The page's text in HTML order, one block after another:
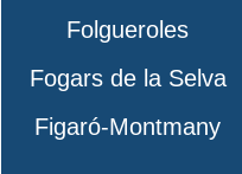
Folgueroles
Fogars de la Selva
Figaró-Montmany